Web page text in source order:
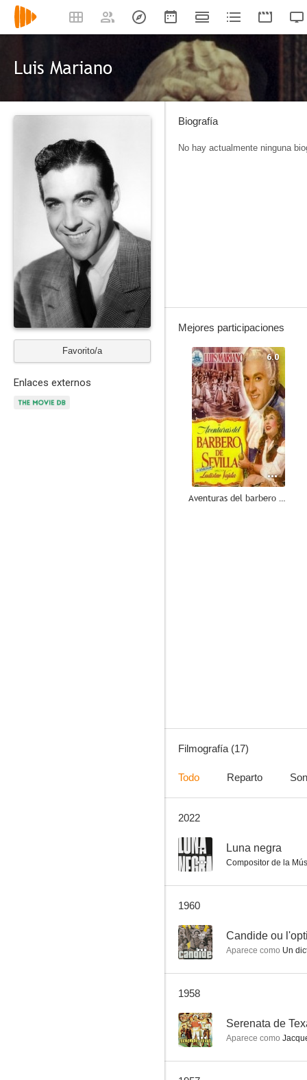
Luis Mariano
Favorito/a
Enlaces externos
Biografía
No hay actualmente ninguna
Mejores participaciones
6.0
Aventuras del barbero de Sevilla
Filmografía (17)
Todo Reparto
2022
-- Luna negra
Compositor de la
1960
-- Candide ou
Aparece como Un
1958
-- Serenata de
Aparece como